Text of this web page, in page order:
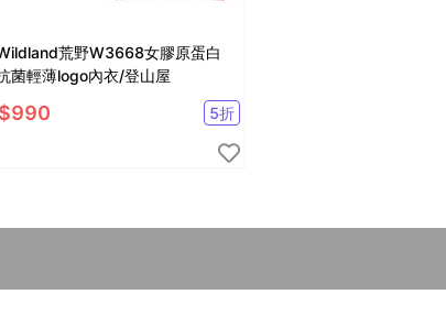
荒野W3668女膠原蛋白
菌輕薄logo內衣/登山屋
$990 5折